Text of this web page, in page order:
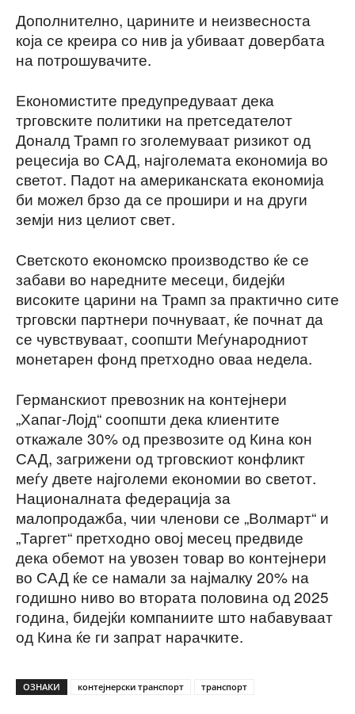
Дополнително, царините и неизвесноста
која се креира со нив ја убиваат довербата
на потрошувачите.
Економистите предупредуваат дека
трговските политики на претседателот
Доналд Трамп го зголемуваат ризикот од
рецесија во САД, најголемата економија во
светот. Падот на американската економија
би можел брзо да се прошири и на други
земји низ целиот свет.
Светското економско производство ќе се
забави во наредните месеци, бидејќи
високите царини на Трамп за практично сите
трговски партнери почнуваат, ќе почнат да
се чувствуваат, соопшти Меѓународниот
монетарен фонд претходно оваа недела.
Германскиот превозник на контејнери
„Хапаг-Лојд“ соопшти дека клиентите
откажале 30% од презвозите од Кина кон
САД, загрижени од трговскиот конфликт
меѓу двете најголеми економии во светот.
Националната федерација за
малопродажба, чии членови се „Волмарт“ и
„Таргет“ претходно овој месец предвиде
дека обемот на увозен товар во контејнери
во САД ќе се намали за најмалку 20% на
годишно ниво во втората половина од 2025
година, бидејќи компаниите што набавуваат
од Кина ќе ги запрат нарачките.
ОЗНАКИ контејнерски транспорт транспорт